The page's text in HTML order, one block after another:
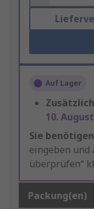
Auf Lager
Zusätzlich
10.
Sie
eingeben
überprüfen“
Packung(en)